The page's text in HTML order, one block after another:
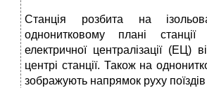
Станція розбита на
однонитковому плані
електричної централізації (ЕЦ)
центрі станції. Також на
зображують напрямок руху